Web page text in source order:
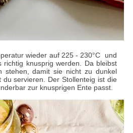
wieder auf 225 - 230°C und
richtig knusprig werden. Da bleibst
stehen, damit sie nicht zu dunkel
servieren. Der Stollenteig ist die
zur knusprigen Ente passt.